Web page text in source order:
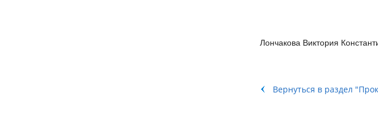
Лончакова Виктория
Вернуться в раздел